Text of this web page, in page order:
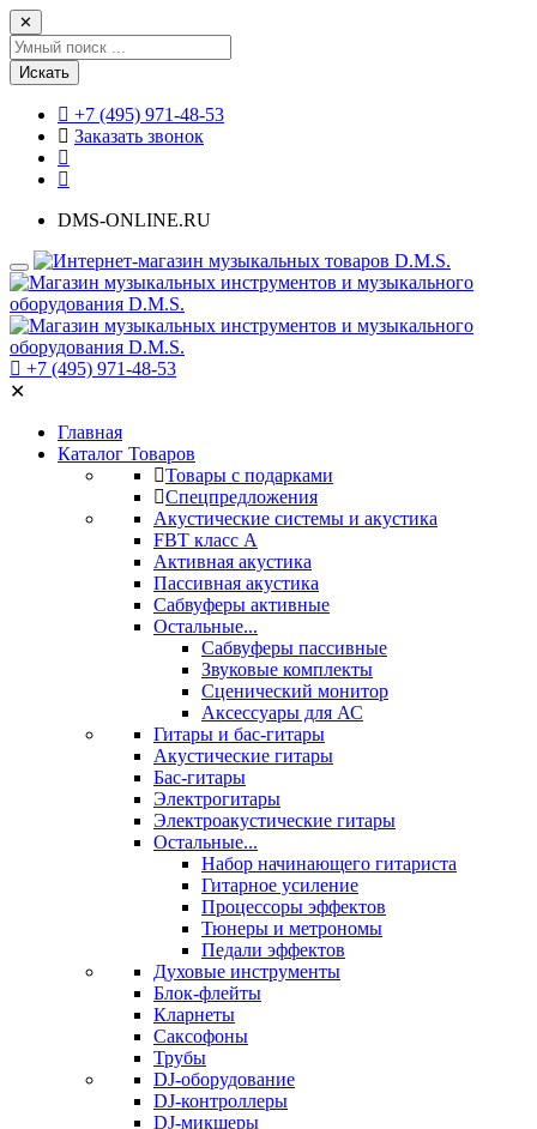
✕
Искать
+7 (495) 971-48-53
Заказать звонок
DMS-ONLINE.RU
+7 (495) 971-48-53
✕
Главная
Каталог Товаров
Товары с подарками
Спецпредложения
Акустические системы и акустика
FBT класс А
Активная акустика
Пассивная акустика
Сабвуферы активные
Остальные...
Сабвуферы пассивные
Звуковые комплекты
Сценический монитор
Аксессуары для АС
Гитары и бас-гитары
Акустические гитары
Бас-гитары
Электрогитары
Электроакустические гитары
Остальные...
Набор начинающего гитариста
Гитарное усиление
Процессоры эффектов
Тюнеры и метрономы
Педали эффектов
Духовые инструменты
Блок-флейты
Кларнеты
Саксофоны
Трубы
DJ-оборудование
DJ-контроллеры
DJ-микшеры